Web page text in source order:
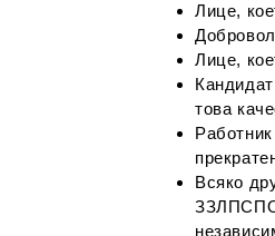
Лице,
Лице,
това
Всяко